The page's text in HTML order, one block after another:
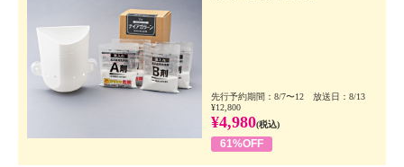
先行予約期間：8/7〜12 放送日：8/13
¥12,800
¥4,980(税込)
61%OFF